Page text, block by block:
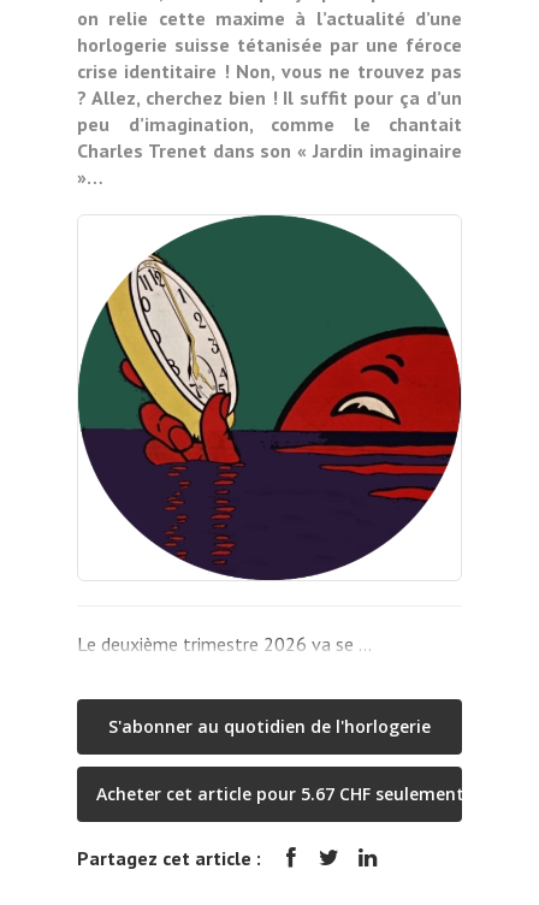
on relie cette maxime à l’actualité d’une
horlogerie suisse tétanisée par une féroce
crise identitaire ! Non, vous ne trouvez pas
? Allez, cherchez bien ! Il suffit pour ça d’un
peu d’imagination, comme le chantait
Charles Trenet dans son « Jardin imaginaire
»…
Le deuxième trimestre 2026 va se …
S'abonner au quotidien de l'horlogerie
Acheter cet article pour 5.67 CHF seulement
Partagez cet article :